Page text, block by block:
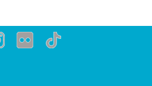
Flick TikTok